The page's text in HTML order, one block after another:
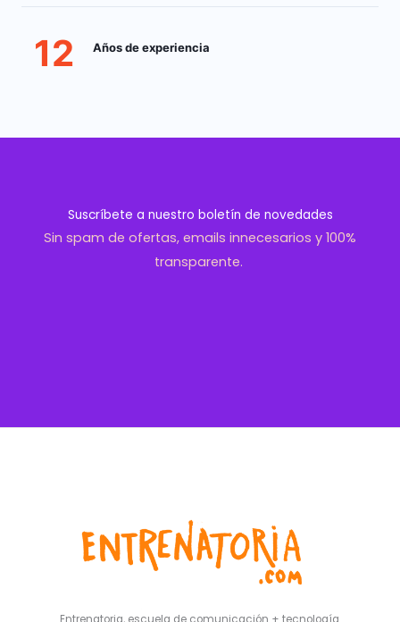
12 Años de experiencia
Suscríbete a nuestro boletín de novedades
Sin spam de ofertas, emails innecesarios y 100%
transparente.